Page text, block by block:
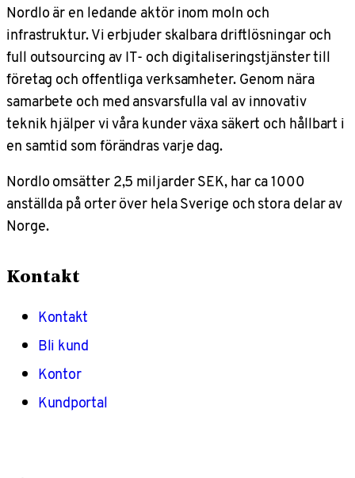
Nordlo är en ledande aktör inom moln och
infrastruktur. Vi erbjuder skalbara driftlösningar och
full outsourcing av IT- och digitaliseringstjänster till
företag och offentliga verksamheter. Genom nära
samarbete och med ansvarsfulla val av innovativ
teknik hjälper vi våra kunder växa säkert och hållbart i
en samtid som förändras varje dag.
Nordlo omsätter 2,5 miljarder SEK, har ca 1000
anställda på orter över hela Sverige och stora delar av
Norge.
Kontakt
Kontakt
Bli kund
Kontor
Kundportal